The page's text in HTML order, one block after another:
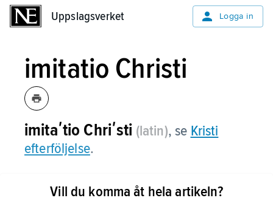
Uppslagsverket Logga in
imitatio Christi
imitaʹtio Chriʹsti (latin), se Kristi
efterföljelse.
Vill du komma åt hela artikeln?